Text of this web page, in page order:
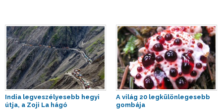
India legveszélyesebb hegyi
útja, a Zoji La hágó
A világ 20 legkülönlegesebb
gombája